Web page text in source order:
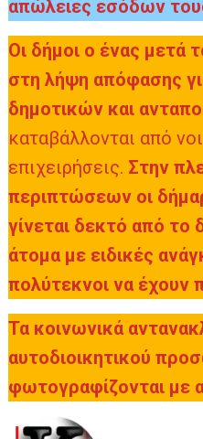
απώλειες εσόδων
Οι δήμοι ο ένας μετά
στη λήψη απόφασης
δημοτικών και
καταβάλλονται από
επιχειρήσεις. Στην
περιπτώσεων οι
γίνεται δεκτό από το
άτομα με ειδικές
πολύτεκνοι να έχουν
Τα κοινωνικά
αυτοδιοικητικού
φωτογραφίζονται με